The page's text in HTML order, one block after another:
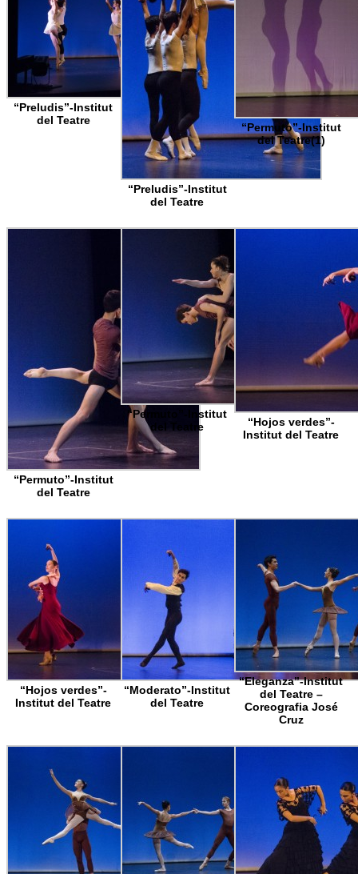
“Preludis”-Institut
del Teatre
“Preludis”-Institut
del Teatre
“Permuto”-Institut
del Teatre(1)
“Permuto”-Institut
del Teatre
“Permuto”-Institut
del Teatre
“Hojos verdes”-
Institut del Teatre
“Hojos verdes”-
Institut del Teatre
“Moderato”-Institut
del Teatre
“Eleganza”-Institut
del Teatre –
Coreografia José
Cruz